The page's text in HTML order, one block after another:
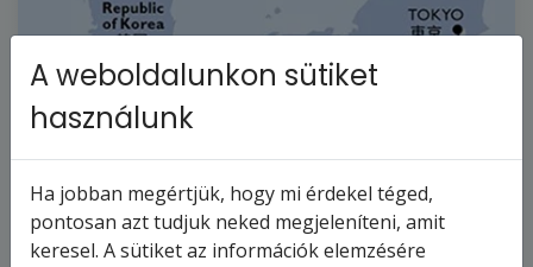
A weboldalunkon sütiket
használunk
Ha jobban megértjük, hogy mi érdekel téged,
pontosan azt tudjuk neked megjeleníteni, amit
keresel. A sütiket az információk elemzésére